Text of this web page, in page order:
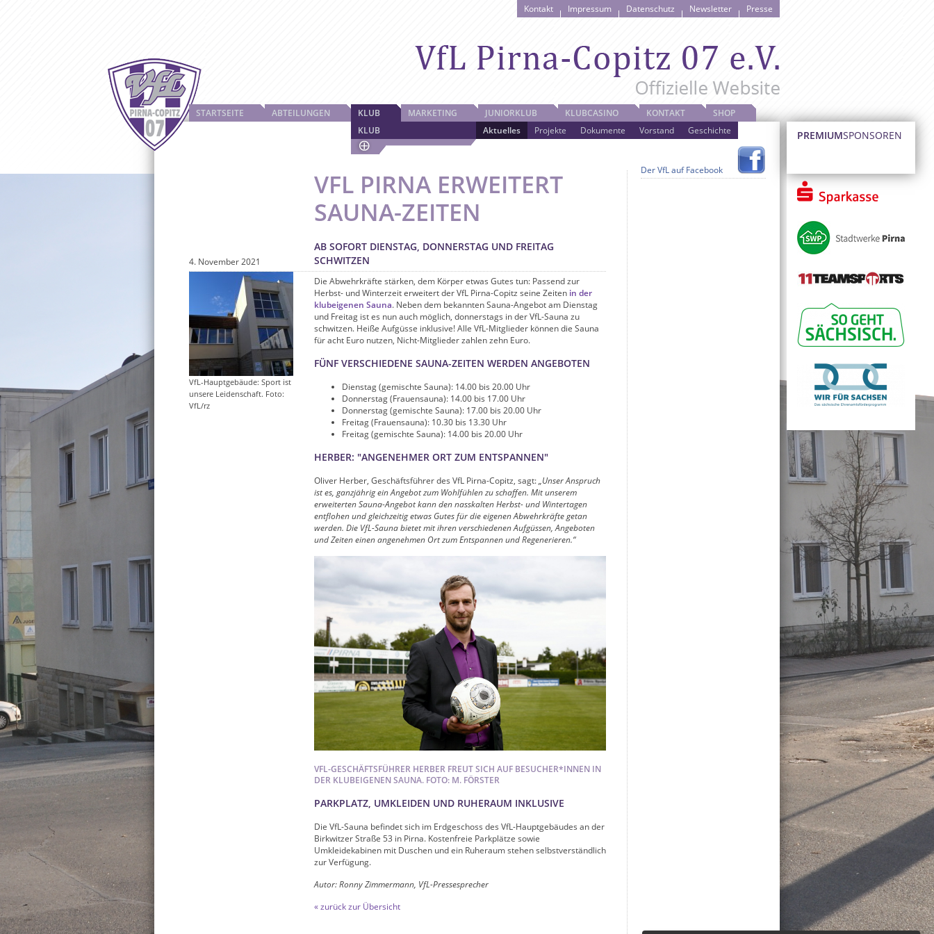
Kontakt Impressum Datenschutz Newsletter Presse
STARTSEITE ABTEILUNGEN
KLUB
KLUB
Aktuelles Projekte Dokumente Vorstand Geschichte
MARKETING JUNIORKLUB KLUBCASINO KONTAKT SHOP
Der VfL auf Facebook
PREMIUMSPONSOREN
VFL PIRNA ERWEITERT
SAUNA-ZEITEN
AB SOFORT DIENSTAG, DONNERSTAG UND FREITAG
SCHWITZEN
4. November 2021
Die Abwehrkräfte stärken, dem Körper etwas Gutes tun: Passend zur
Herbst- und Winterzeit erweitert der VfL Pirna-Copitz seine Zeiten in der
klubeigenen Sauna. Neben dem bekannten Sauna-Angebot am Dienstag
und Freitag ist es nun auch möglich, donnerstags in der VfL-Sauna zu
schwitzen. Heiße Aufgüsse inklusive! Alle VfL-Mitglieder können die Sauna
für acht Euro nutzen, Nicht-Mitglieder zahlen zehn Euro.
FÜNF VERSCHIEDENE SAUNA-ZEITEN WERDEN ANGEBOTEN
Dienstag (gemischte Sauna): 14.00 bis 20.00 Uhr
Donnerstag (Frauensauna): 14.00 bis 17.00 Uhr
Donnerstag (gemischte Sauna): 17.00 bis 20.00 Uhr
Freitag (Frauensauna): 10.30 bis 13.30 Uhr
Freitag (gemischte Sauna): 14.00 bis 20.00 Uhr
HERBER: "ANGENEHMER ORT ZUM ENTSPANNEN"
Oliver Herber, Geschäftsführer des VfL Pirna-Copitz, sagt:„Unser Anspruch
ist es, ganzjährig ein Angebot zum Wohlfühlen zu schaffen. Mit unserem
erweiterten Sauna-Angebot kann den nasskalten Herbst- und Wintertagen
entflohen und gleichzeitig etwas Gutes für die eigenen Abwehrkräfte getan
werden. Die VfL-Sauna bietet mit ihren verschiedenen Aufgüssen, Angeboten
und Zeiten einen angenehmen Ort zum Entspannen und Regenerieren.“
VFL-GESCHÄFTSFÜHRER HERBER FREUT SICH AUF BESUCHER*INNEN IN
DER KLUBEIGENEN SAUNA. FOTO: M. FÖRSTER
PARKPLATZ, UMKLEIDEN UND RUHERAUM INKLUSIVE
Die VfL-Sauna befindet sich im Erdgeschoss des VfL-Hauptgebäudes an der
Birkwitzer Straße 53 in Pirna. Kostenfreie Parkplätze sowie
Umkleidekabinen mit Duschen und ein Ruheraum stehen selbstverständlich
zur Verfügung.
Autor: Ronny Zimmermann, VfL-Pressesprecher
« zurück zur Übersicht
VfL-Hauptgebäude: Sport ist
unsere Leidenschaft. Foto:
VfL/rz